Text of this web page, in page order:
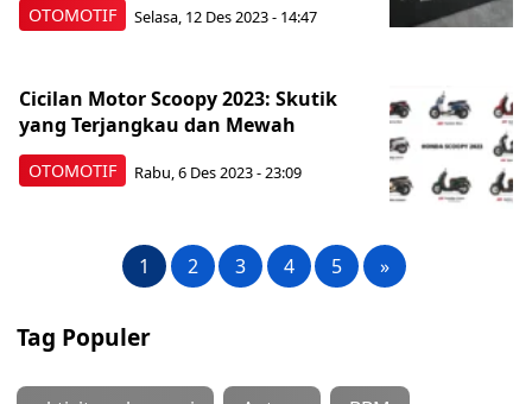
OTOMOTIF Selasa, 12 Des 2023 - 14:47
OTOMOTIF
Cicilan Motor Scoopy 2023: Skutik
yang Terjangkau dan Mewah
Rabu, 6 Des 2023 - 23:09
1 2 3 4 5 »
Tag Populer